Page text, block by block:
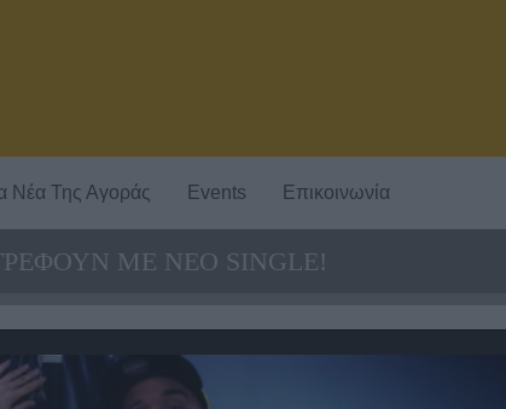
Νέα Της Αγοράς Events Επικοινωνία
ME NEO SINGLE!